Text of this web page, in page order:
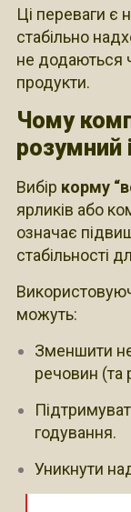
Ці переваги є
стабільно
не додаються
продукти.
Чому
розумний
Вибір корму
ярликів або
означає
стабільності
можуть:
Зменшити
речовин (та
годування.
Уникнути